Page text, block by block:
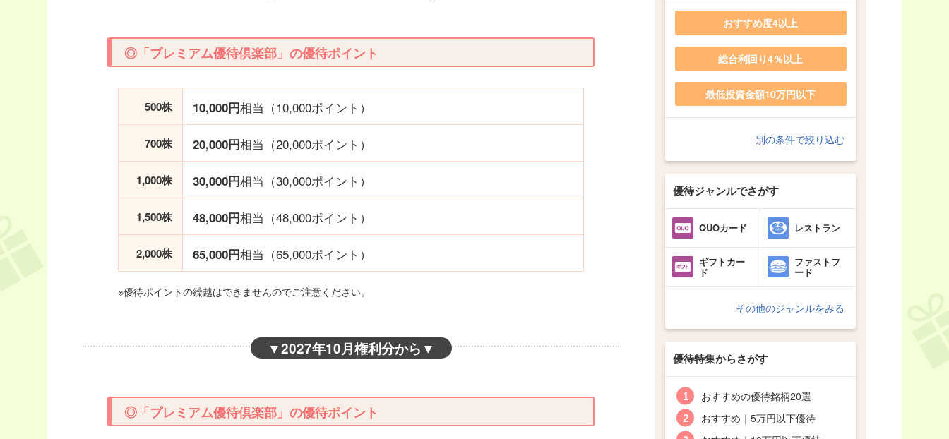
◎「プレミアム優待倶楽部」の優待ポイント
500株 10,000円相当（10,000ポイント）
700株 20,000円相当（20,000ポイント）
1,000株 30,000円相当（30,000ポイント）
1,500株 48,000円相当（48,000ポイント）
2,000株 65,000円相当（65,000ポイント）
※優待ポイントの繰越はできませんのでご注意ください。
▼2027年10月権利分から ▼
◎「プレミアム優待倶楽部」の優待ポイント
おすすめ度4以上
総合利回り4％以上
最低投資金額10万円以下
別の条件で絞り込む
優待ジャンルでさがす
QUOカード レストラン
ギフトカー
ド
ファストフ
ード
その他のジャンルをみる
優待特集からさがす
おすすめの優待銘柄20選
おすすめ｜5万円以下優待